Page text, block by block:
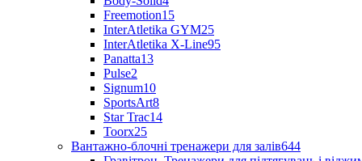
Freemotion15
InterAtletika GYM25
InterAtletika X-Line95
Panatta13
Pulse2
Signum10
SportsArt8
Star Trac14
Toorx25
Вантажно-блочні тренажери для залів644